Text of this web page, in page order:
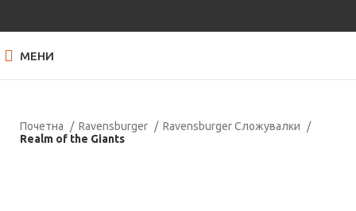
МЕНИ
Почетна Ravensburger
Ravensburger Сложувалки
Realm of the Giants